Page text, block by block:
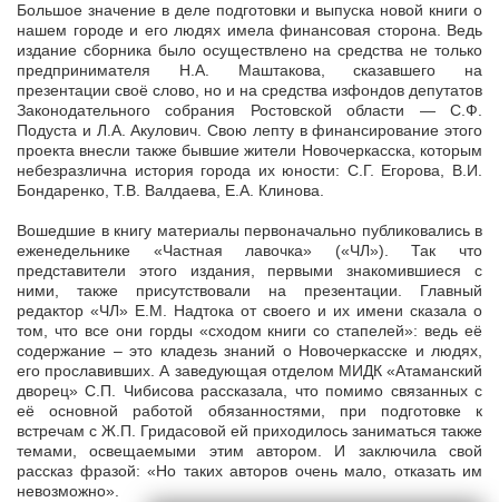
Большое значение в деле подготовки и выпуска новой книги о
нашем городе и его людях имела финансовая сторона. Ведь
издание сборника было осуществлено на средства не только
предпринимателя Н.А. Маштакова, сказавшего на
презентации своё слово, но и на средства изфондов депутатов
Законодательного собрания Ростовской области — С.Ф.
Подуста и Л.А. Акулович. Свою лепту в финансирование этого
проекта внесли также бывшие жители Новочеркасска, которым
небезразлична история города их юности: С.Г. Егорова, В.И.
Бондаренко, Т.В. Валдаева, Е.А. Клинова.
Вошедшие в книгу материалы первоначально публиковались в
еженедельнике «Частная лавочка» («ЧЛ»). Так что
представители этого издания, первыми знакомившиеся с
ними, также присутствовали на презентации. Главный
редактор «ЧЛ» Е.М. Надтока от своего и их имени сказала о
том, что все они горды «сходом книги со стапелей»: ведь её
содержание – это кладезь знаний о Новочеркасске и людях,
его прославивших. А заведующая отделом МИДК «Атаманский
дворец» С.П. Чибисова рассказала, что помимо связанных с
её основной работой обязанностями, при подготовке к
встречам с Ж.П. Гридасовой ей приходилось заниматься также
темами, освещаемыми этим автором. И заключила свой
рассказ фразой: «Но таких авторов очень мало, отказать им
невозможно».